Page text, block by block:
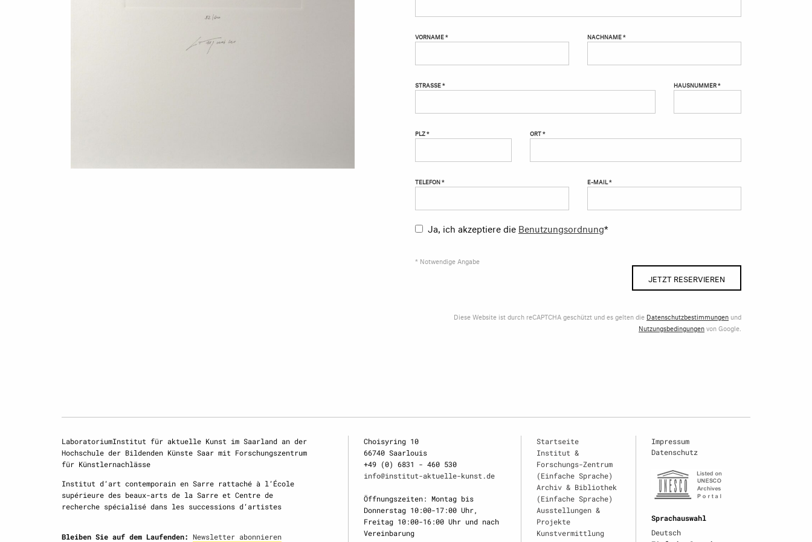
VORNAME * NACHNAME *
STRASSE * HAUSNUMMER *
PLZ * ORT *
TELEFON * E-MAIL *
Ja, ich akzeptiere die Benutzungsordnung*
* Notwendige Angabe
JETZT RESERVIEREN
Diese Website ist durch reCAPTCHA geschützt und es gelten die Datenschutzbestimmungen und
Nutzungsbedingungenvon Google.
LaboratoriumInstitut für aktuelle Kunst im Saarland an der
Hochschule der Bildenden Künste Saar mit Forschungszentrum
für Künstlernachlässe
Institut d‘art contemporain en Sarre rattaché à l‘École
supérieure des beaux-arts de la Sarre et Centre de
recherche spécialisé dans les successions d‘artistes
Bleiben Sie auf dem Laufenden: Newsletter abonnieren
Choisyring 10
66740 Saarlouis
+49 (0) 6831 - 460 530
info@institut-aktuelle-kunst.de
Öffnungszeiten: Montag bis
Donnerstag 10:00-17:00 Uhr,
Freitag 10:00-16:00 Uhr und nach
Vereinbarung
Startseite
Institut &
Forschungs-Zentrum
(Einfache Sprache)
Archiv & Bibliothek
(Einfache Sprache)
Ausstellungen &
Projekte
Kunstvermittlung
Impressum
Datenschutz
Sprachauswahl
Deutsch